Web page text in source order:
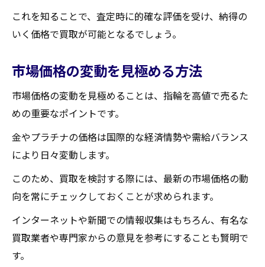
買取業者との交渉で失敗しないためのコツ
誤解を避けるための価格交渉術
宮城県伊具郡丸森町で指輪を高額買取してもら
地域特性を活かした高額買取のコツ
プロの査定士が重視するポイント
高額買取を実現する交渉テクニック
買取価格を引き上げるための付加価値
指輪の状態を最適に保つためのヒント
これを知ることで、査定時に的確な評価を受け、納得の
いく価格で買取が可能となるでしょう。
市場価格の変動を見極める方法
市場価格の変動を見極めることは、指輪を高値で売るた
めの重要なポイントです。
金やプラチナの価格は国際的な経済情勢や需給バランス
により日々変動します。
このため、買取を検討する際には、最新の市場価格の動
向を常にチェックしておくことが求められます。
インターネットや新聞での情報収集はもちろん、有名な
買取業者や専門家からの意見を参考にすることも賢明で
す。